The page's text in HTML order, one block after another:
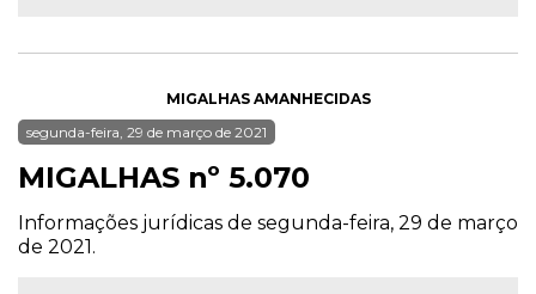
MIGALHAS AMANHECIDAS
segunda-feira, 29 de março de 2021
MIGALHAS nº 5.070
Informações jurídicas de segunda-feira, 29 de março
de 2021.